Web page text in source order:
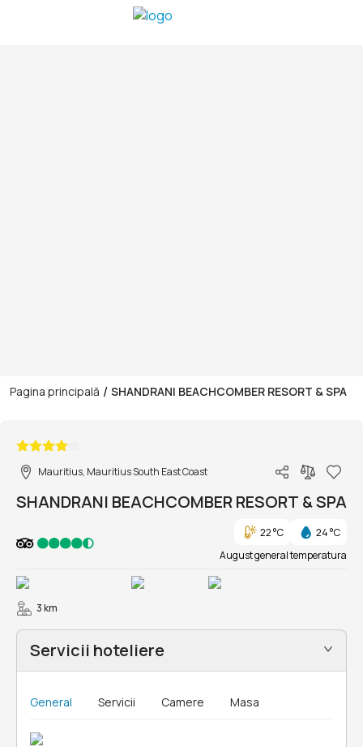
Pagina principală / SHANDRANI BEACHCOMBER RESORT & SPA
Mauritius, Mauritius South East Coast
SHANDRANI BEACHCOMBER RESORT & SPA
22 °C
24 °C
August general temperatura
3 km
Servicii hoteliere
General Servicii Camere Masa